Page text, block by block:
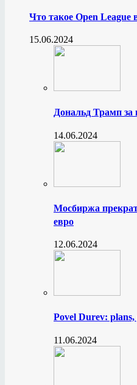
Что такое Open League
15.06.2024
Дональд Трамп
14.06.2024
Мосбиржа
евро
12.06.2024
Povel Durev:
11.06.2024